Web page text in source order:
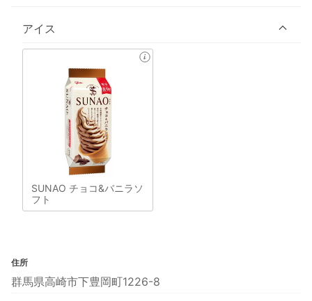
アイス
SUNAO チョコ&バニラソ
フト
住所
群馬県高崎市下豊岡町1226-8